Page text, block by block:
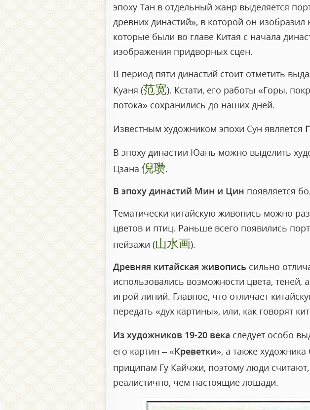
эпоху Тан в отдельный жанр выделяется
древних династий», в которой он
которые были во главе Китая с начала
изображения придворных сцен.
В период пяти династий стоит отметить
Куаня (范宽). Кстати, его работы «Горы,
потока» сохранились до наших дней.
Известным художником эпохи Сун является
В эпоху династии Юань можно выделить
Цзана 倪瓒.
В эпоху династий Мин и Цин появляется
Тематически китайскую живопись можно
цветов и птиц. Раньше всего появились
пейзажи (山水画).
Древняя китайская живопись сильно
использовались возможности цвета,
игрой линий. Главное, что отличает
передать «дух картины», или, как говорят
Из художников 19-20 века следует особо
его картин – «Креветки», а также
приципам Гу Кайчжи, поэтому люди
реалистично, чем настоящие лошади.